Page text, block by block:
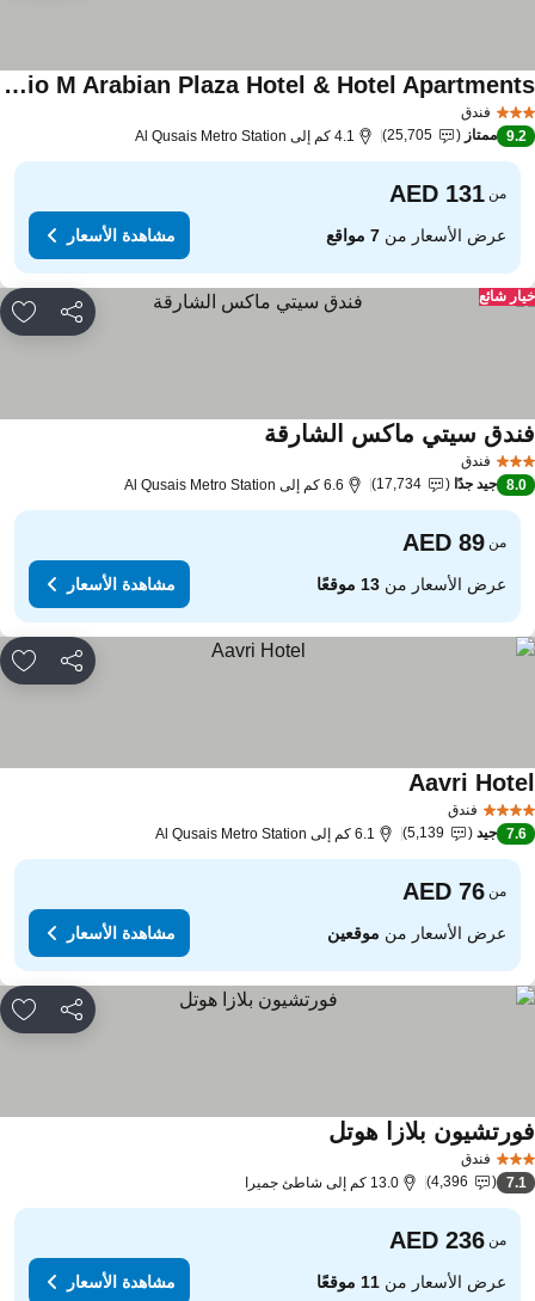
فندق
Studio M Arabian Plaza Hotel & Hotel Apartments
9.2 ممتاز 25,705 4.1 كم إلى Al Qusais Metro Station
من
عرض الأسعار من7 مواقع مشاهدة الأسعار
مشاركة
شائع
فندق
سيتي ماكس الشارقة
8.0 جيد جدًا 17,734 6.6 كم إلى Al Qusais Metro Station
من
عرض الأسعار من13 موقعًا مشاهدة الأسعار
مشاركة
فندق
Aavri
7.6 جيد 5,139 6.1 كم إلى Al Qusais Metro Station
من
عرض الأسعار منموقعين مشاهدة الأسعار
مشاركة
فندق
بلازا هوتل
7.1
4,396 13.0 كم إلى شاطئ جميرا
من
عرض الأسعار من11 موقعًا مشاهدة الأسعار